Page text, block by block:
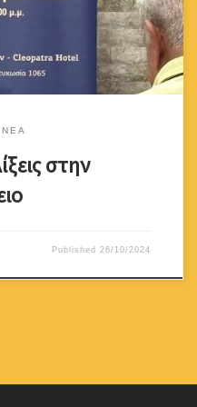
και της Τουρκικής
κύριο Λυγερό […]
ΝΕΑ
στην
Published 26/10/2024